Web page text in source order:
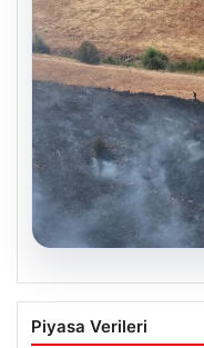
Tunceli’de
sıçrayan
Piyasa Verileri